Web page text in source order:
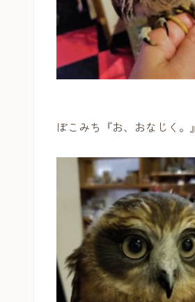
ぽこみち『お、おなじく。』